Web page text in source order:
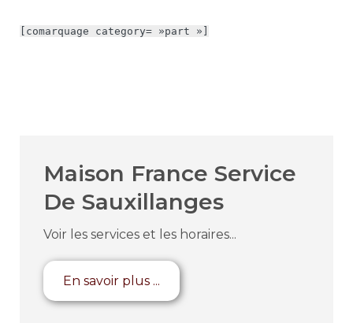
[comarquage category= »part »]
Maison France Service
De Sauxillanges
Voir les services et les horaires...
En savoir plus ...